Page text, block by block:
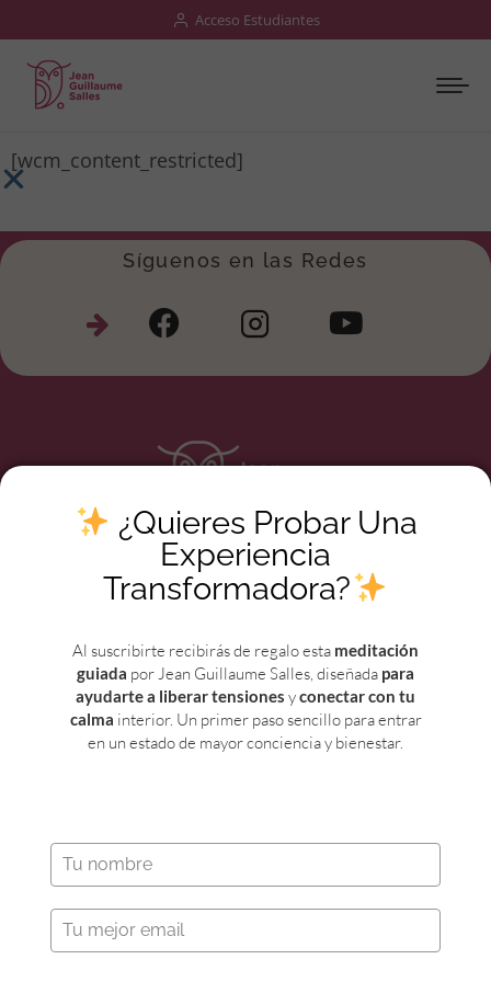
Acceso Estudiantes
[wcm_content_restricted]
Síguenos en las Redes
Aviso Legal
Política de privacidad
Términos de uso y
Inicio
Jean GuillaumeSalles
Método ThOR
He leído y acepto el Aviso Legal, lascondiciones
¿Quieres Probar Una
Experiencia
Transformadora?
Al suscribirte recibirás de regalo esta meditación
guiada por Jean Guillaume Salles, diseñada para
ayudarte a liberar tensiones yconectar con tu
calma interior. Un primer paso sencillo para entrar
en un estado de mayor conciencia y bienestar.